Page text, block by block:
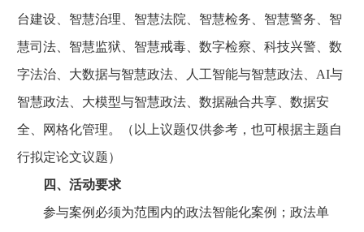
台建设、智慧治理、智慧法院、智慧检务、智慧警务、智
慧司法、智慧监狱、智慧戒毒、数字检察、科技兴警、数
字法治、大数据与智慧政法、人工智能与智慧政法、AI与
智慧政法、大模型与智慧政法、数据融合共享、数据安
全、网格化管理。（以上议题仅供参考，也可根据主题自
行拟定论文议题）
四、活动要求
参与案例必须为范围内的政法智能化案例；政法单